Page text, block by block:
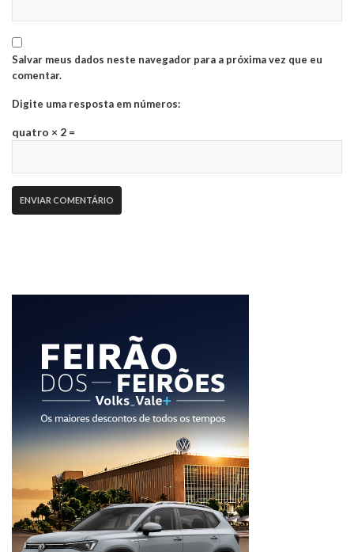
Salvar meus dados neste navegador para a próxima vez que eu
comentar.
Digite uma resposta em números:
quatro × 2 =